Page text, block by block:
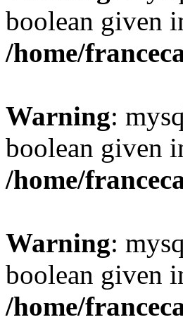
boolean given
/home/
Warning:
boolean given
/home/
Warning:
boolean given
/home/